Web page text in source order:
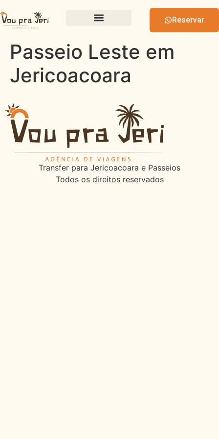
Reservar
Passeio Leste em
Jericoacoara
Transfer para Jericoacoara e Passeios
Todos os direitos reservados